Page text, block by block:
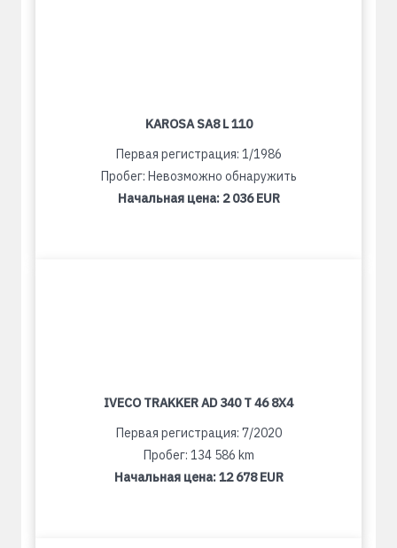
KAROSA SA8 L 110
Первая регистрация: 1/1986
Пробег: Невозможно обнаружить
Начальная цена: 2 036 EUR
IVECO TRAKKER AD 340 T 46 8X4
Первая регистрация: 7/2020
Пробег: 134 586 km
Начальная цена:12 678 EUR